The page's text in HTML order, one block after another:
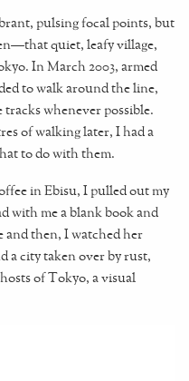
pulsing focal points, but
quiet, leafy village,
In March 2003, armed
to walk around the line,
whenever possible.
of walking later, I had a
to do with them.
in Ebisu, I pulled out my
with me a blank book and
and then, I watched her
a city taken over by rust,
of Tokyo, a visual